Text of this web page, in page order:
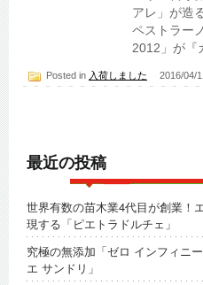
アレ」が造
ペストラー
2012」が
Posted in 入荷しました 2016/04/
最近の投稿
世界有数の苗木業4代目が創業！
現する「ピエトラドルチェ」
究極の無添加「ゼロ インフィニ
エ サンドリ」